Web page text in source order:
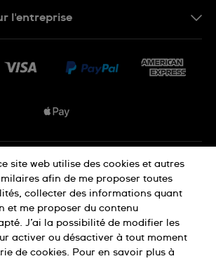
Vente
l'entreprise
de confidentialité
concernant les cookies
d'utilisation
site web utilise des cookies et autres
afin de me proposer toutes
collecter des informations quant
et me proposer du contenu
J’ai la possibilité de modifier les
activer ou désactiver à tout moment
de cookies. Pour en savoir plus à